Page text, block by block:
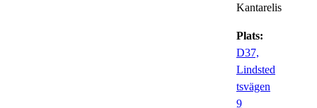
Kantarelis
Plats:
D37,
Lindsted
tsvägen
9